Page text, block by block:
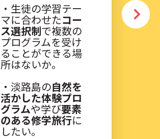
・生徒の学習テー
マに合わせたコー
ス選択制で複数の
プログラムを受け
ることができる場
所はないか。
・淡路島の自然を
活かした体験プロ
グラムや学び要素
のある修学旅行に
したい。